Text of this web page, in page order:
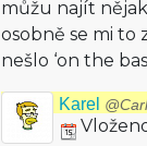
můžu najít
osobně se mi to
nešlo ‘on the
Karel